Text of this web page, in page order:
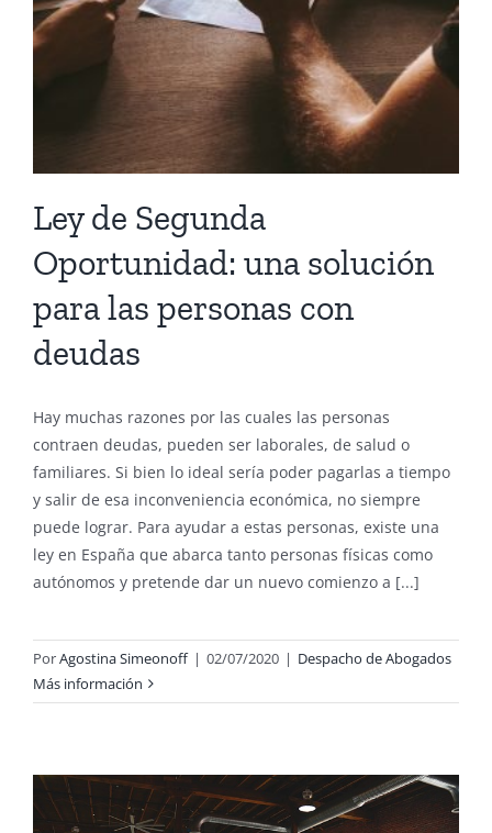
Ley de Segunda
Oportunidad: una solución
para las personas con
deudas
Hay muchas razones por las cuales las personas
contraen deudas, pueden ser laborales, de salud o
familiares. Si bien lo ideal sería poder pagarlas a tiempo
y salir de esa inconveniencia económica, no siempre
puede lograr. Para ayudar a estas personas, existe una
ley en España que abarca tanto personas físicas como
autónomos y pretende dar un nuevo comienzo a [...]
PorAgostina Simeonoff | 02/07/2020 | Despacho de Abogados
Más información